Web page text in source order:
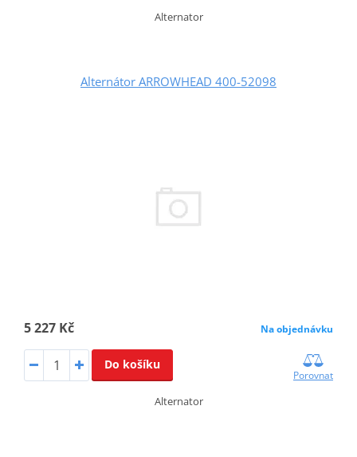
Alternator
Alternátor ARROWHEAD 400-52098
5 227 Kč Na objednávku
Do košíku
Porovnat
Alternator